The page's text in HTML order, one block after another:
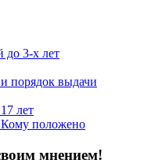
до 3-х лет
порядок выдачи
лет
Кому положено
мнением!